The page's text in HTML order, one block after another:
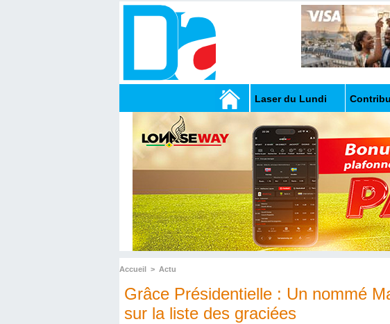
Laser du Lundi
Accueil > Actu
Grâce Présidentielle : Un nommé
sur la liste des graciées